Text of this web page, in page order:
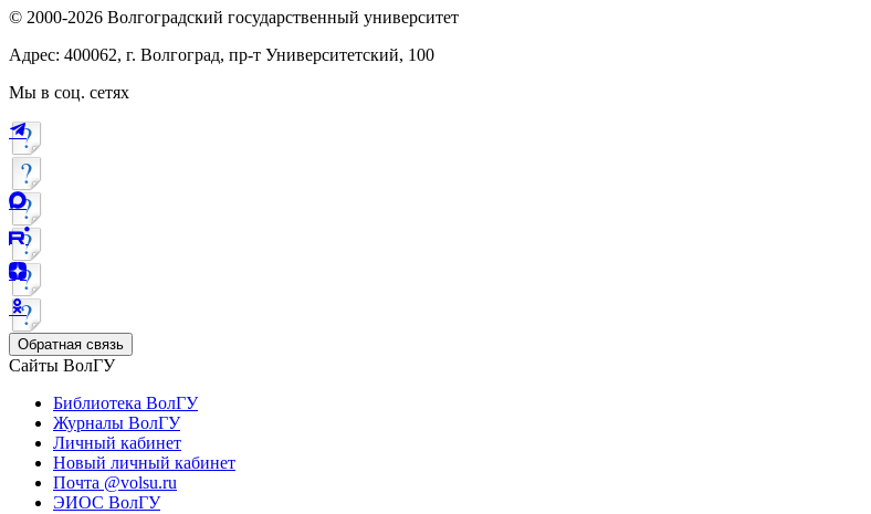
© 2000-2026 Волгоградский государственный университет
Адрес: 400062, г. Волгоград, пр-т Университетский, 100
Мы в соц. сетях
Обратная связь
Сайты ВолГУ
Библиотека ВолГУ
Журналы ВолГУ
Личный кабинет
Новый личный кабинет
Почта @volsu.ru
ЭИОС ВолГУ